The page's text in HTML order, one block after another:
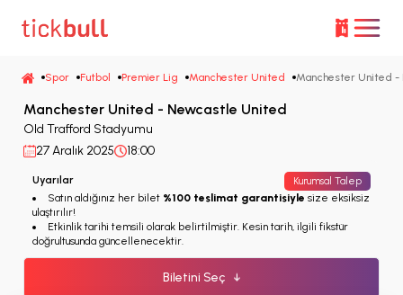
Spor Futbol Premier Lig Manchester United Manchester United
Manchester United - Newcastle United
Old Trafford Stadyumu
27 Aralık 2025
18:00
Uyarılar Kurumsal Talep
Satın aldığınız her bilet %100 teslimat garantisiyle size eksiksiz
ulaştırılır!
Etkinlik tarihi temsili olarak belirtilmiştir. Kesin tarih, ilgili fikstür
doğrultusunda güncellenecektir.
Biletini Seç ↓